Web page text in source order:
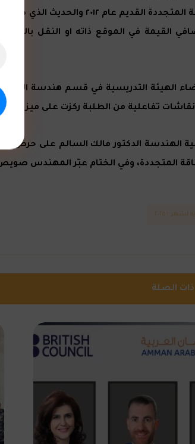
القيمة في الموقع ذاته او النقل
تفاعلية من الطلبة ركزت على ميزات كل
الهندسة الدكتور مالك السالم على حرص
المتجددة، وفي الختام عبّر المهندس صويص
١ ٢٠٢٥
الصلة